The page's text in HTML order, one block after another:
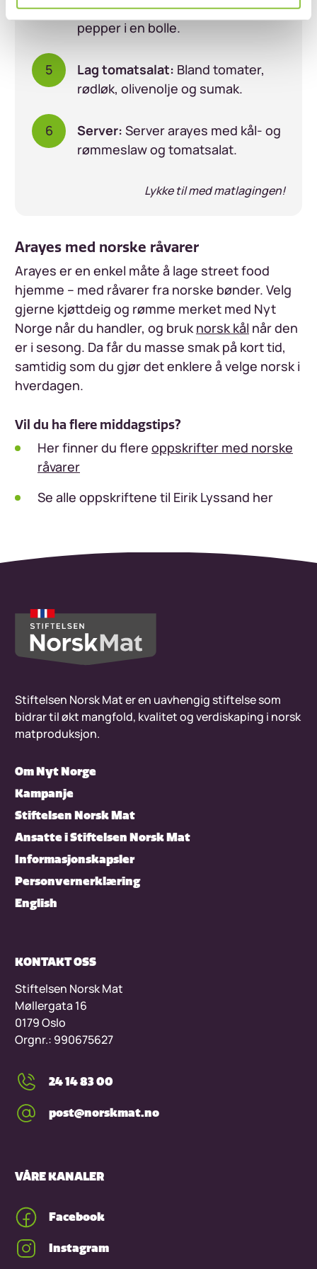
sitronsaft, chili, honning, salt og
pepper i en bolle.
Lag tomatsalat: Bland tomater,
rødløk, olivenolje og sumak.
Server: Server arayes med kål- og
rømmeslaw og tomatsalat.
Lykke til med matlagingen!
Arayes med norske råvarer
Arayes er en enkel måte å lage street food
hjemme – med råvarer fra norske bønder. Velg
gjerne kjøttdeig og rømme merket med Nyt
Norge når du handler, og bruknorsk kål når den
er i sesong. Da får du masse smak på kort tid,
samtidig som du gjør det enklere å velge norsk i
hverdagen.
Vil du ha flere middagstips?
Her finner du flere oppskrifter med norske
råvarer
Se alle oppskriftene til Eirik Lyssand her
Stiftelsen Norsk Mat er en uavhengig stiftelse som
bidrar til økt mangfold, kvalitet og verdiskaping i norsk
matproduksjon.
Om Nyt Norge
Kampanje
Stiftelsen Norsk Mat
Ansatte i Stiftelsen Norsk Mat
Informasjonskapsler
Personvernerklæring
English
KONTAKT OSS
Stiftelsen Norsk Mat
Møllergata 16
0179 Oslo
Orgnr.: 990675627
24 14 83 00
post@norskmat.no
VÅRE KANALER
Facebook
Instagram